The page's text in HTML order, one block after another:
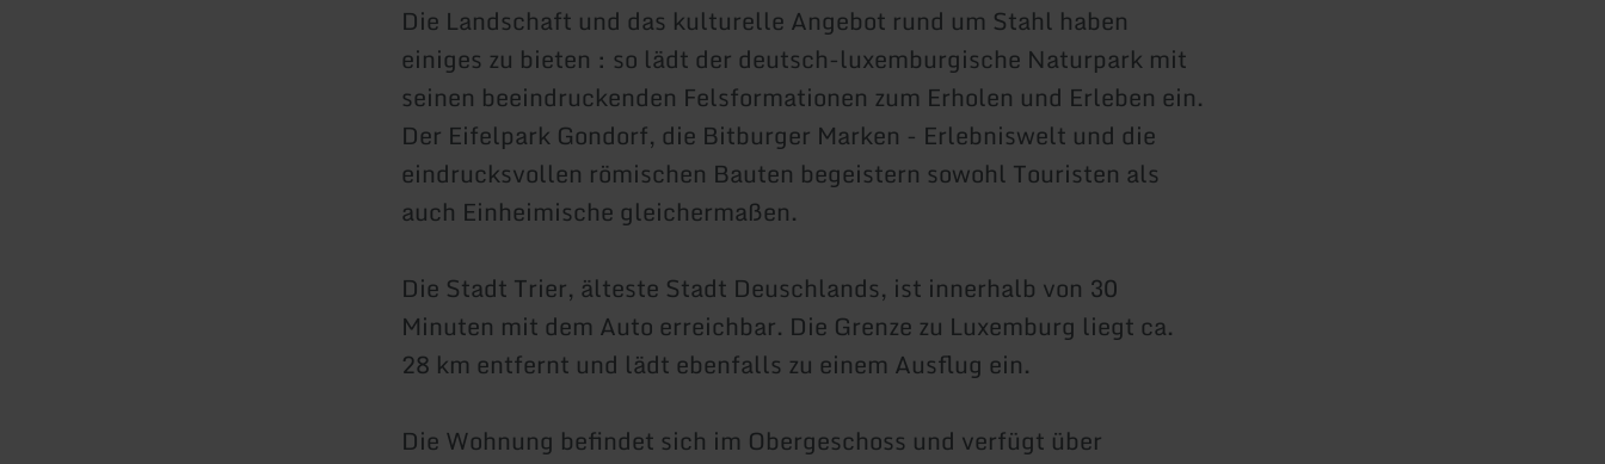
Die Landschaft und das kulturelle Angebot rund um Stahl haben
einiges zu bieten : so lädt der deutsch-luxemburgische Naturpark mit
seinen beeindruckenden Felsformationen zum Erholen und Erleben ein.
Der Eifelpark Gondorf, die Bitburger Marken - Erlebniswelt und die
eindrucksvollen römischen Bauten begeistern sowohl Touristen als
auch Einheimische gleichermaßen.
Die Stadt Trier, älteste Stadt Deuschlands, ist innerhalb von 30
Minuten mit dem Auto erreichbar. Die Grenze zu Luxemburg liegt ca.
28 km entfernt und lädt ebenfalls zu einem Ausflug ein.
Die Wohnung befindet sich im Obergeschoss und verfügt über